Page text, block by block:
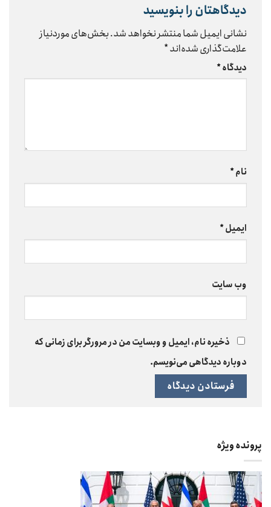
دیدگاهتان را بنویسید
نشانی ایمیل شما منتشر نخواهد شد.بخش‌های موردنیاز
علامت‌گذاری شده‌اند*
دیدگاه*
نام*
ایمیل*
وب‌ سایت
ذخیره نام، ایمیل و وبسایت من در مرورگر برای زمانی که
دوباره دیدگاهی می‌نویسم.
پرونده ویژه